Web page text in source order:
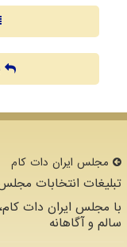
مجلس ایران دات كام
تبلیغات انتخابات
با مجلس ایران دات
سالم و آگاهانه